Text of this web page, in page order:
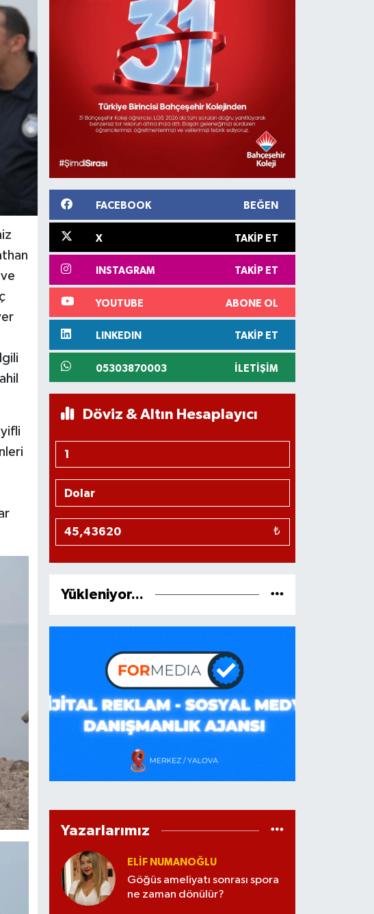
FACEBOOK BEĞEN
X TAKIP ET
INSTAGRAM TAKIP ET
YOUTUBE ABONE OL
LINKEDIN TAKIP ET
05303870003 İLETIŞIM
Döviz & Altın Hesaplayıcı
₺
Yükleniyor...
Yazarlarımız
ELİF NUMANOĞLU
Göğüs ameliyatı sonrası spora
ne zaman dönülür?